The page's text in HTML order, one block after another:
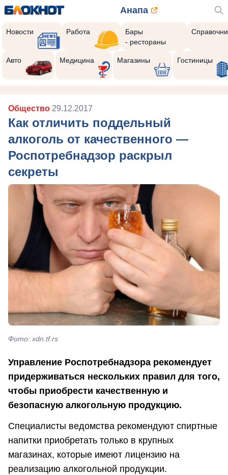
Анапа
Новости Работа
Бары
- рестораны
Авто Медицина Магазины Гостиницы
Общество 29.12.2017
Как отличить поддельный
алкоголь от качественного —
Роспотребнадзор раскрыл
секреты
Фото: xdn.tf.rs
Управление Роспотребнадзора рекомендует
придерживаться нескольких правил для того,
чтобы приобрести качественную и
безопасную алкогольную продукцию.
Специалисты ведомства рекомендуют спиртные
напитки приобретать только в крупных
магазинах, которые имеют лицензию на
реализацию алкогольной продукции.